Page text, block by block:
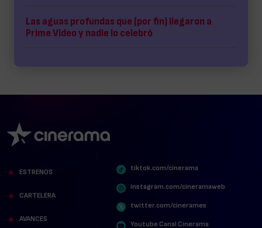
Las aguas profundas que (por fin) llegaron a
Prime Video y nadie lo celebró
ESTRENOS
CARTELERA
AVANCES
tiktok.com/cinerama
instagram.com/cineramaweb
twitter.com/cinerames
Youtube Canal Cinerama